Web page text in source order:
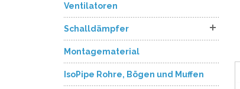
Ventilatoren
Schalldämpfer
Montagematerial
IsoPipe Rohre, Bögen und Muffen